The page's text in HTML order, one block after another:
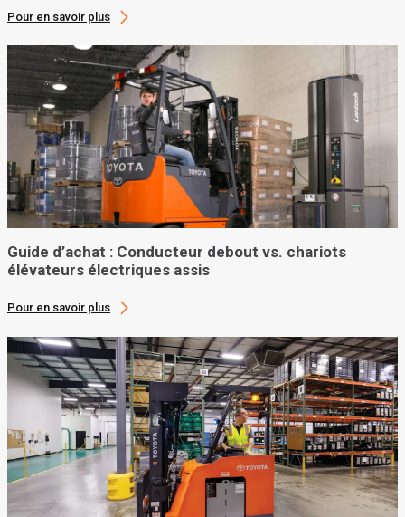
Pour en savoir plus
Guide d’achat : Conducteur debout vs. chariots
élévateurs électriques assis
Pour en savoir plus